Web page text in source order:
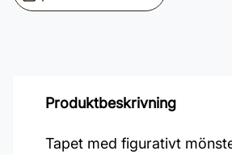
Produktbeskrivning
Tapet med figurativt